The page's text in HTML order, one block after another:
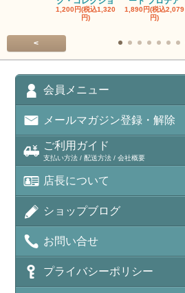
1,200円(税込1,320
円)
1,890円(税込2,079
円)
<
会員メニュー
メールマガジン登録・解除
ご利用ガイド
支払い方法 / 配送方法 / 会社概要
店長について
ショップブログ
お問い合せ
プライバシーポリシー